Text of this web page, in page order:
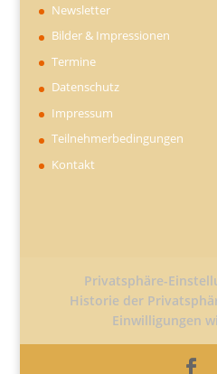
Newsletter
Bilder & Impressionen
Termine
Datenschutz
Impressum
Teilnehmerbedingungen
Kontakt
Privatsphäre-
Historie der
Einwilligungen